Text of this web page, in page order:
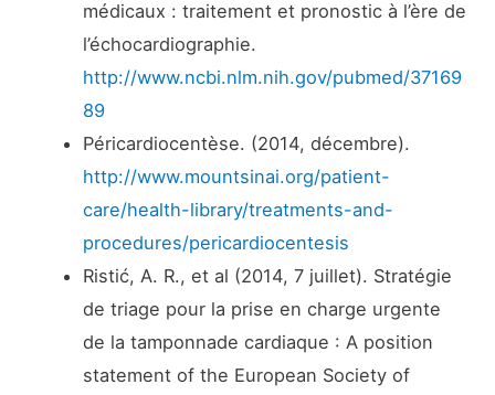
médicaux : traitement et pronostic à l’ère de
l’échocardiographie.
http://www.ncbi.nlm.nih.gov/pubmed/37169
89
Péricardiocentèse. (2014, décembre).
http://www.mountsinai.org/patient-
care/health-library/treatments-and-
procedures/pericardiocentesis
Ristić, A. R., et al (2014, 7 juillet). Stratégie
de triage pour la prise en charge urgente
de la tamponnade cardiaque : A position
statement of the European Society of